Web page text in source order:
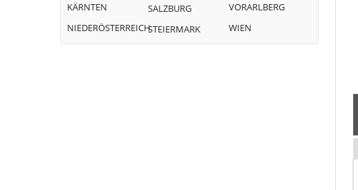
KÄRNTEN
NIEDERÖSTERREICH
SALZBURG
STEIERMARK
VORARLBERG
WIEN